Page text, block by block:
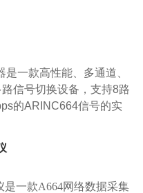
靠性、实时确定性等特
管理手段，主要应用于
真测试等实验室环境。
是一款高性能、多通道、
信号切换设备，支持8路
的ARINC664信号的实
的智能信号切换设备。
是一款A664网络数据采集